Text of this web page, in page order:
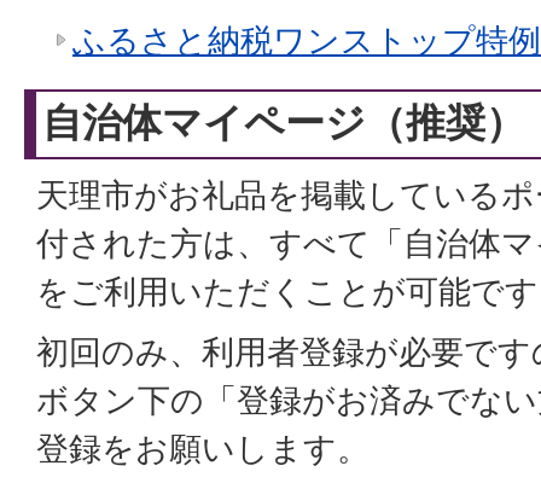
ふるさと納税ワンストップ特
自治体マイページ（推奨）
天理市がお礼品を掲載している
付された方は、すべて「自治体
をご利用いただくことが可能で
初回のみ、利用者登録が必要で
ボタン下の「登録がお済みでな
登録をお願いします。